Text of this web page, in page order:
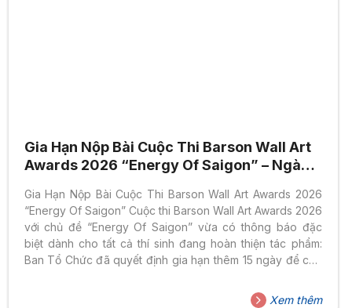
Gia Hạn Nộp Bài Cuộc Thi Barson Wall Art
Awards 2026 “Energy Of Saigon” – Ngành
Gia Hạn Nộp Bài Cuộc Thi Barson Wall Art Awards 2026
“Energy Of Saigon” Cuộc thi Barson Wall Art Awards 2026
với chủ đề “Energy Of Saigon” vừa có thông báo đặc
biệt dành cho tất cả thí sinh đang hoàn thiện tác phẩm:
Ban Tổ Chức đã quyết định gia hạn thêm 15 ngày để các
khi nộp. Đây là cơ hội lý tưởng để sinh viên Ngành Thiết
Xem thêm